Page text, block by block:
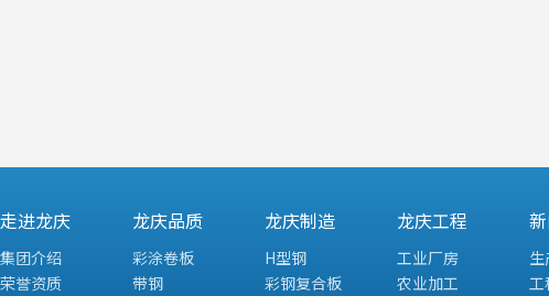
走进龙庆
集团介绍
荣誉资质
龙庆品质
彩涂卷板
带钢
龙庆制造
H型钢
彩钢复合板
龙庆工程
工业厂房
农业加工
工